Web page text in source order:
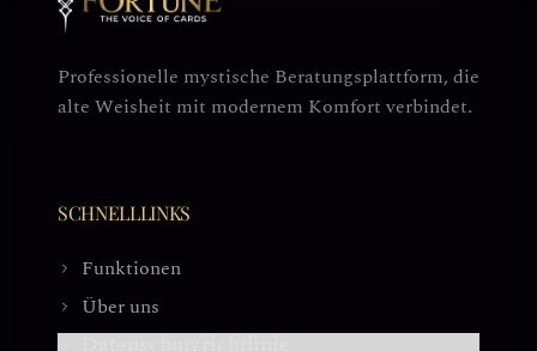
Professionelle mystische Beratungsplattform, die
alte Weisheit mit modernem Komfort verbindet.
SCHNELLLINKS
Funktionen
Über uns